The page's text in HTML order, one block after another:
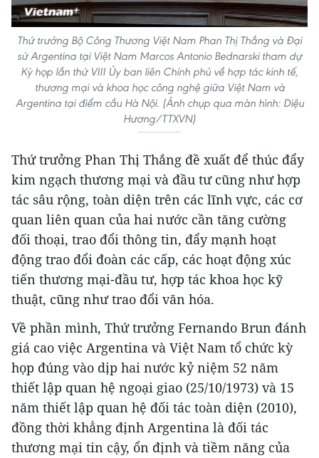
Thứ trưởng Bộ Công Thương Việt Nam Phan Thị Thắng và Đại
sứ Argentina tại Việt Nam Marcos Antonio Bednarski tham dự
Kỳ họp lần thứ VIII Ủy ban liên Chính phủ về hợp tác kinh tế,
thương mại và khoa học công nghệ giữa Việt Nam và
Argentina tại điểm cầu Hà Nội. (Ảnh chụp qua màn hình: Diệu
Hương/TTXVN)
Thứ trưởng Phan Thị Thắng đề xuất để thúc đẩy
kim ngạch thương mại và đầu tư cũng như hợp
tác sâu rộng, toàn diện trên các lĩnh vực, các cơ
quan liên quan của hai nước cần tăng cường
đối thoại, trao đổi thông tin, đẩy mạnh hoạt
động trao đổi đoàn các cấp, các hoạt động xúc
tiến thương mại-đầu tư, hợp tác khoa học kỹ
thuật, cũng như trao đổi văn hóa.
Về phần mình, Thứ trưởng Fernando Brun đánh
giá cao việc Argentina và Việt Nam tổ chức kỳ
họp đúng vào dịp hai nước kỷ niệm 52 năm
thiết lập quan hệ ngoại giao (25/10/1973) và 15
năm thiết lập quan hệ đối tác toàn diện (2010),
đồng thời khẳng định Argentina là đối tác
thương mại tin cậy, ổn định và tiềm năng của